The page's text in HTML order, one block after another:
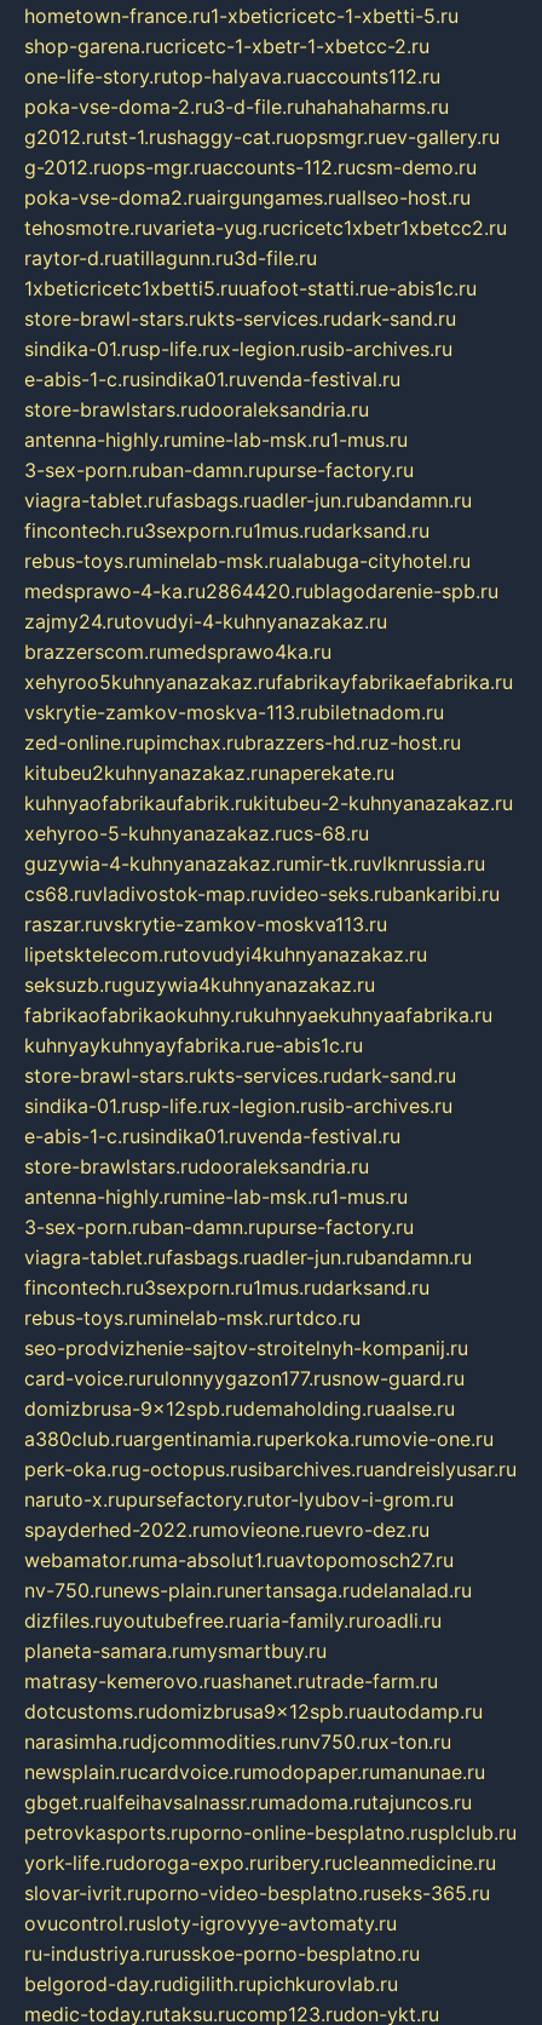
hometown-france.ru1-xbeticricetc-1-xbetti-5.ru
shop-garena.rucricetc-1-xbetr-1-xbetcc-2.ru
one-life-story.rutop-halyava.ruaccounts112.ru
poka-vse-doma-2.ru3-d-file.ruhahahaharms.ru
g2012.rutst-1.rushaggy-cat.ruopsmgr.ruev-gallery.ru
g-2012.ruops-mgr.ruaccounts-112.rucsm-demo.ru
poka-vse-doma2.ruairgungames.ruallseo-host.ru
tehosmotre.ruvarieta-yug.rucricetc1xbetr1xbetcc2.ru
raytor-d.ruatillagunn.ru3d-file.ru
1xbeticricetc1xbetti5.ruuafoot-statti.rue-abis1c.ru
store-brawl-stars.rukts-services.rudark-sand.ru
sindika-01.rusp-life.rux-legion.rusib-archives.ru
e-abis-1-c.rusindika01.ruvenda-festival.ru
store-brawlstars.rudooraleksandria.ru
antenna-highly.rumine-lab-msk.ru1-mus.ru
3-sex-porn.ruban-damn.rupurse-factory.ru
viagra-tablet.rufasbags.ruadler-jun.rubandamn.ru
fincontech.ru3sexporn.ru1mus.rudarksand.ru
rebus-toys.ruminelab-msk.rualabuga-cityhotel.ru
medsprawo-4-ka.ru2864420.rublagodarenie-spb.ru
zajmy24.rutovudyi-4-kuhnyanazakaz.ru
brazzerscom.rumedsprawo4ka.ru
xehyroo5kuhnyanazakaz.rufabrikayfabrikaefabrika.ru
vskrytie-zamkov-moskva-113.rubiletnadom.ru
zed-online.rupimchax.rubrazzers-hd.ruz-host.ru
kitubeu2kuhnyanazakaz.runaperekate.ru
kuhnyaofabrikaufabrik.rukitubeu-2-kuhnyanazakaz.ru
xehyroo-5-kuhnyanazakaz.rucs-68.ru
guzywia-4-kuhnyanazakaz.rumir-tk.ruvlknrussia.ru
cs68.ruvladivostok-map.ruvideo-seks.rubankaribi.ru
raszar.ruvskrytie-zamkov-moskva113.ru
lipetsktelecom.rutovudyi4kuhnyanazakaz.ru
seksuzb.ruguzywia4kuhnyanazakaz.ru
fabrikaofabrikaokuhny.rukuhnyaekuhnyaafabrika.ru
kuhnyaykuhnyayfabrika.rue-abis1c.ru
store-brawl-stars.rukts-services.rudark-sand.ru
sindika-01.rusp-life.rux-legion.rusib-archives.ru
e-abis-1-c.rusindika01.ruvenda-festival.ru
store-brawlstars.rudooraleksandria.ru
antenna-highly.rumine-lab-msk.ru1-mus.ru
3-sex-porn.ruban-damn.rupurse-factory.ru
viagra-tablet.rufasbags.ruadler-jun.rubandamn.ru
fincontech.ru3sexporn.ru1mus.rudarksand.ru
rebus-toys.ruminelab-msk.rurtdco.ru
seo-prodvizhenie-sajtov-stroitelnyh-kompanij.ru
card-voice.rurulonnyygazon177.rusnow-guard.ru
domizbrusa-9x12spb.rudemaholding.ruaalse.ru
a380club.ruargentinamia.ruperkoka.rumovie-one.ru
perk-oka.rug-octopus.rusibarchives.ruandreislyusar.ru
naruto-x.rupursefactory.rutor-lyubov-i-grom.ru
spayderhed-2022.rumovieone.ruevro-dez.ru
webamator.ruma-absolut1.ruavtopomosch27.ru
nv-750.runews-plain.runertansaga.rudelanalad.ru
dizfiles.ruyoutubefree.ruaria-family.ruroadli.ru
planeta-samara.rumysmartbuy.ru
matrasy-kemerovo.ruashanet.rutrade-farm.ru
dotcustoms.rudomizbrusa9x12spb.ruautodamp.ru
narasimha.rudjcommodities.runv750.rux-ton.ru
newsplain.rucardvoice.rumodopaper.rumanunae.ru
gbget.rualfeihavsalnassr.rumadoma.rutajuncos.ru
petrovkasports.ruporno-online-besplatno.rusplclub.ru
york-life.rudoroga-expo.ruribery.rucleanmedicine.ru
slovar-ivrit.ruporno-video-besplatno.ruseks-365.ru
ovucontrol.rusloty-igrovyye-avtomaty.ru
ru-industriya.rurusskoe-porno-besplatno.ru
belgorod-day.rudigilith.rupichkurovlab.ru
medic-today.rutaksu.rucomp123.rudon-ykt.ru